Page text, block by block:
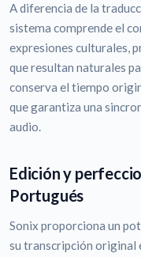
A diferencia de la
sistema comprende el
expresiones culturales,
que resultan naturales
conserva el tiempo
que garantiza una
audio.
Edición y
Portugués
Sonix proporciona un
su transcripción original